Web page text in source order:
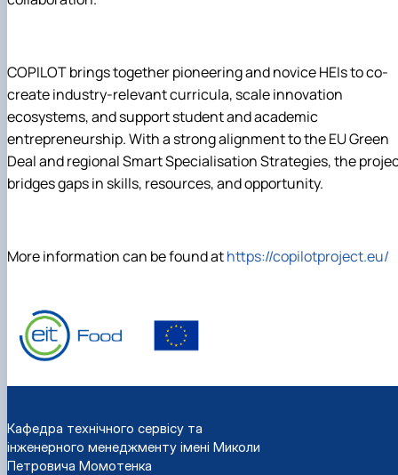
Future engineers completed AI-referred
within the COPILOT project
Modern Applications and Services Practical
Workshop lecture
COPILOT brings together pioneering and novice HEIs to co-
create industry-relevant curricula, scale innovation
ecosystems, and support student and academic
entrepreneurship. With a strong alignment to the EU Green
Deal and regional Smart Specialisation Strategies, the
bridges gaps in skills, resources, and opportunity.
More information can be found athttps://copilotproject.eu/
Кафедра технічного сервісу та
інженерного менеджменту імені Миколи
Петровича Момотенка